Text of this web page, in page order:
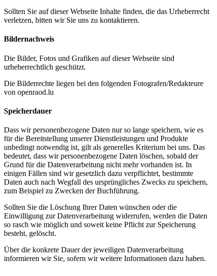
Sollten Sie auf dieser Webseite Inhalte finden, die das Urheberrecht
verletzen, bitten wir Sie uns zu kontaktieren.
Bildernachweis
Die Bilder, Fotos und Grafiken auf dieser Webseite sind
urheberrechtlich geschützt.
Die Bilderrechte liegen bei den folgenden Fotografen/Redakteure
von openraod.lu
Speicherdauer
Dass wir personenbezogene Daten nur so lange speichern, wie es
für die Bereitstellung unserer Dienstleistungen und Produkte
unbedingt notwendig ist, gilt als generelles Kriterium bei uns. Das
bedeutet, dass wir personenbezogene Daten löschen, sobald der
Grund für die Datenverarbeitung nicht mehr vorhanden ist. In
einigen Fällen sind wir gesetzlich dazu verpflichtet, bestimmte
Daten auch nach Wegfall des ursprüngliches Zwecks zu speichern,
zum Beispiel zu Zwecken der Buchführung.
Sollten Sie die Löschung Ihrer Daten wünschen oder die
Einwilligung zur Datenverarbeitung widerrufen, werden die Daten
so rasch wie möglich und soweit keine Pflicht zur Speicherung
besteht, gelöscht.
Über die konkrete Dauer der jeweiligen Datenverarbeitung
informieren wir Sie, sofern wir weitere Informationen dazu haben.